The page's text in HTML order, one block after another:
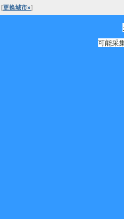
[更换城市»]
可能采